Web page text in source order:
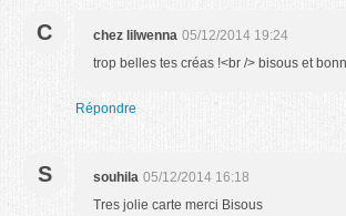
C chez lilwenna 05/12/2014 19:24
trop belles tes créas !<br /> bisous et
Répondre
S souhila 05/12/2014 16:18
Tres jolie carte merci Bisous